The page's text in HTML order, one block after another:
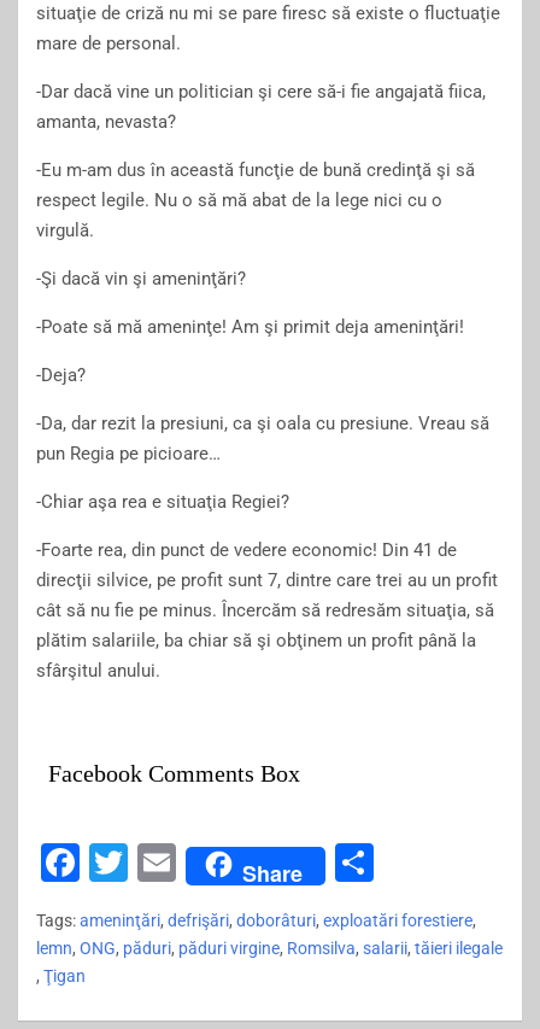
situaţie de criză nu mi se pare firesc să existe o fluctuaţie
mare de personal.
-Dar dacă vine un politician şi cere să-i fie angajată fiica,
amanta, nevasta?
-Eu m-am dus în această funcţie de bună credinţă şi să
respect legile. Nu o să mă abat de la lege nici cu o
virgulă.
-Şi dacă vin şi ameninţări?
-Poate să mă ameninţe! Am şi primit deja ameninţări!
-Deja?
-Da, dar rezit la presiuni, ca şi oala cu presiune. Vreau să
pun Regia pe picioare…
-Chiar aşa rea e situaţia Regiei?
-Foarte rea, din punct de vedere economic! Din 41 de
direcţii silvice, pe profit sunt 7, dintre care trei au un profit
cât să nu fie pe minus. Încercăm să redresăm situaţia, să
plătim salariile, ba chiar să şi obţinem un profit până la
sfârşitul anului.
Facebook Comments Box
F
c
e
b
T
wi
tt
E
m
ai
Share
h
ar
Tags:ameninţări, defrişări, doborâturi, exploatări forestiere,
lemn, ONG, păduri, păduri virgine, Romsilva, salarii, tăieri ilegale
, Ţigan